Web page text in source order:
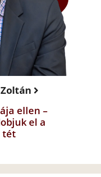
ellen –
el a
tét